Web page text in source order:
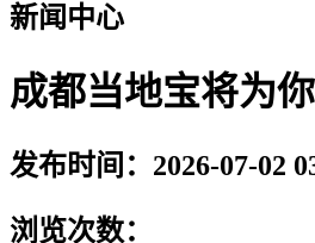
新闻中心
成都当地宝将为
发布时间：2026-07-02
浏览次数：